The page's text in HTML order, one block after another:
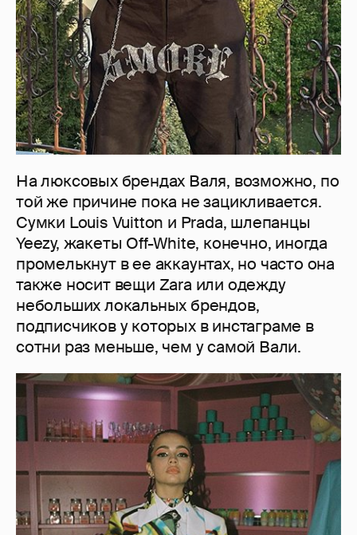
На люксовых брендах Валя, возможно, по
той же причине пока не зацикливается.
Сумки Louis Vuitton и Prada, шлепанцы
Yeezy, жакеты Off-White, конечно, иногда
промелькнут в ее аккаунтах, но часто она
также носит вещи Zara или одежду
небольших локальных брендов,
подписчиков у которых в инстаграме в
сотни раз меньше, чем у самой Вали.